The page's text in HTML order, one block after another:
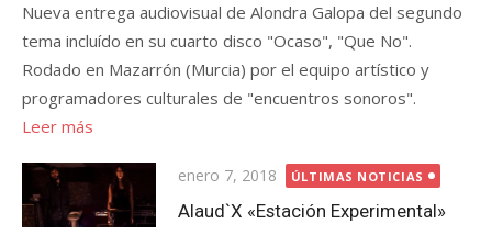
Nueva entrega audiovisual de Alondra Galopa del segundo
tema incluído en su cuarto disco "Ocaso", "Que No".
Rodado en Mazarrón (Murcia) por el equipo artístico y
programadores culturales de "encuentros sonoros".
Leer más
Publicada
el
enero 7, 2018 ÚLTIMAS NOTICIAS
Alaud`X «Estación Experimental»